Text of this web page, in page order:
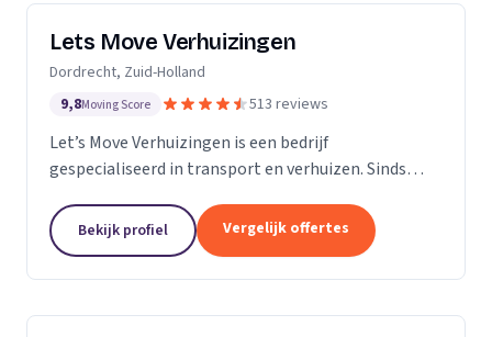
Lets Move Verhuizingen
Dordrecht, Zuid-Holland
9,8Moving Score 513 reviews
Let’s Move Verhuizingen is een bedrijf
gespecialiseerd in transport en verhuizen. Sinds
van de KvK. Door de toename van opdrachtgevers
hebben wij...
Bekijk profiel Vergelijk offertes